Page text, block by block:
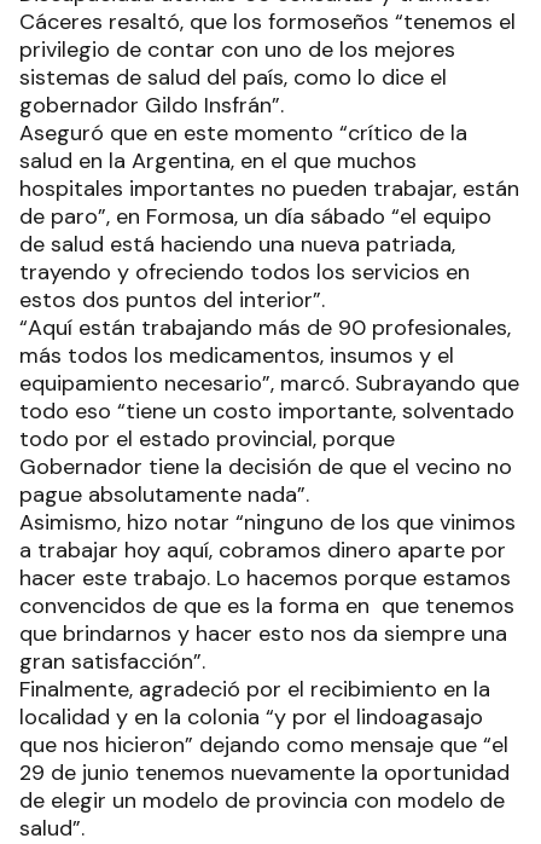
Cáceres resaltó, que los formoseños “tenemos el
privilegio de contar con uno de los mejores
sistemas de salud del país, como lo dice el
gobernador Gildo Insfrán”.
Aseguró que en este momento “crítico de la
salud en la Argentina, en el que muchos
hospitales importantes no pueden trabajar, están
de paro”, en Formosa, un día sábado “el equipo
de salud está haciendo una nueva patriada,
trayendo y ofreciendo todos los servicios en
estos dos puntos del interior”.
“Aquí están trabajando más de 90 profesionales,
más todos los medicamentos, insumos y el
equipamiento necesario”, marcó. Subrayando que
todo eso “tiene un costo importante, solventado
todo por el estado provincial, porque
Gobernador tiene la decisión de que el vecino no
pague absolutamente nada”.
Asimismo, hizo notar “ninguno de los que vinimos
a trabajar hoy aquí, cobramos dinero aparte por
hacer este trabajo. Lo hacemos porque estamos
convencidos de que es la forma en que tenemos
que brindarnos y hacer esto nos da siempre una
gran satisfacción”.
Finalmente, agradeció por el recibimiento en la
localidad y en la colonia “y por el lindoagasajo
que nos hicieron” dejando como mensaje que “el
29 de junio tenemos nuevamente la oportunidad
de elegir un modelo de provincia con modelo de
salud”.